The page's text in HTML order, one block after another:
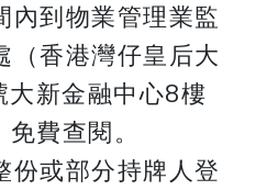
內到物業管理業監
（香港灣仔皇后大
新金融中心8樓
費查閱。
份或部分持牌人登